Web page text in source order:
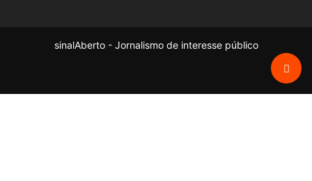
sinalAberto - Jornalismo de interesse público